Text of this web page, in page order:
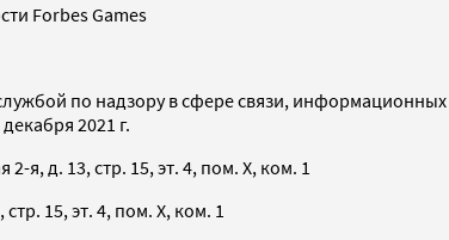
Forbes Games
по надзору в сфере связи,
2021 г.
я, д. 13, стр. 15, эт. 4, пом. X, ком. 1
15, эт. 4, пом. X, ком. 1